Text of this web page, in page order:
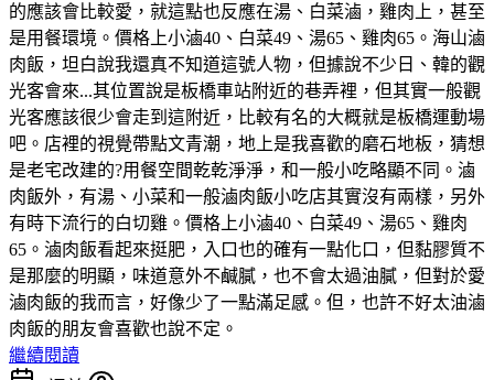
的應該會比較愛，就這點也反應在湯、白菜滷，雞肉上，甚至
是用餐環境。價格上小滷40、白菜49、湯65、雞肉65。海山滷
肉飯，坦白說我還真不知道這號人物，但據說不少日、韓的觀
光客會來...其位置說是板橋車站附近的巷弄裡，但其實一般觀
光客應該很少會走到這附近，比較有名的大概就是板橋運動場
吧。店裡的視覺帶點文青潮，地上是我喜歡的磨石地板，猜想
是老宅改建的?用餐空間乾乾淨淨，和一般小吃略顯不同。滷
肉飯外，有湯、小菜和一般滷肉飯小吃店其實沒有兩樣，另外
有時下流行的白切雞。價格上小滷40、白菜49、湯65、雞肉
65。滷肉飯看起來挺肥，入口也的確有一點化口，但黏膠質不
是那麼的明顯，味道意外不鹹膩，也不會太過油膩，但對於愛
滷肉飯的我而言，好像少了一點滿足感。但，也許不好太油滷
肉飯的朋友會喜歡也說不定。
繼續閱讀